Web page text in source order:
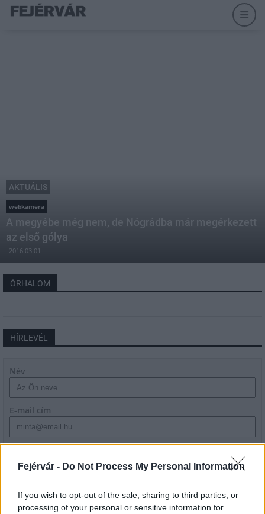
Fejérvár - Do Not Process My Personal Information
If you wish to opt-out of the sale, sharing to third parties, or
processing of your personal or sensitive information for
AKTUÁLIS
webkamera
A megyébe még nem, de Nógrádba már megérkezett
az első gólya
2016.03.01
ŐRHALOM
HÍRLEVÉL
Név
E-mail cím
szabályzatot!